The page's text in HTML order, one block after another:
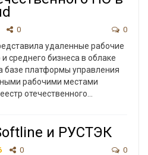
0 0
удаленные рабочие
среднего бизнеса в облаке
базе платформы управления
рабочими местами
отечественного
и РУСТЭК
0 0